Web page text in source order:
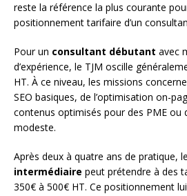
reste la référence la plus courante
positionnement tarifaire d’un
Pour un consultant débutant avec
d’expérience, le TJM oscille
HT. À ce niveau, les missions
SEO basiques, de l’optimisation on-
contenus optimisés pour des PME ou
modeste.
Après deux à quatre ans de pratique, le
intermédiaire peut prétendre à des
350€ à 500€ HT. Ce positionnement